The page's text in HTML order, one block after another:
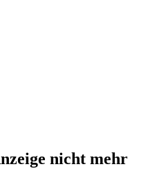
nicht mehr